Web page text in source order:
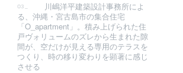
川嶋洋平建築設計事務所によ
る、沖縄・宮古島市の集合住宅
「O_apartment」。積み上げられた住
戸ヴォリュームのズレから生まれた隙
間が、空だけが見える専用のテラスを
つくり、時の移り変わりを顕著に感じ
させる